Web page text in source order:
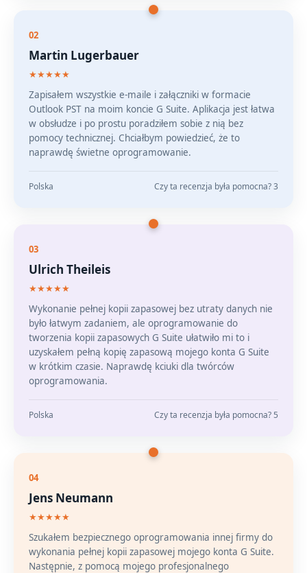
02
Martin Lugerbauer
★★★★★
Zapisałem wszystkie e-maile i załączniki w formacie
Outlook PST na moim koncie G Suite. Aplikacja jest łatwa
w obsłudze i po prostu poradziłem sobie z nią bez
pomocy technicznej. Chciałbym powiedzieć, że to
naprawdę świetne oprogramowanie.
Polska Czy ta recenzja była pomocna? 3
03
Ulrich Theileis
★★★★★
Wykonanie pełnej kopii zapasowej bez utraty danych nie
było łatwym zadaniem, ale oprogramowanie do
tworzenia kopii zapasowych G Suite ułatwiło mi to i
uzyskałem pełną kopię zapasową mojego konta G Suite
w krótkim czasie. Naprawdę kciuki dla twórców
oprogramowania.
Polska Czy ta recenzja była pomocna? 5
04
Jens Neumann
★★★★★
Szukałem bezpiecznego oprogramowania innej firmy do
wykonania pełnej kopii zapasowej mojego konta G Suite.
Następnie, z pomocą mojego profesjonalnego